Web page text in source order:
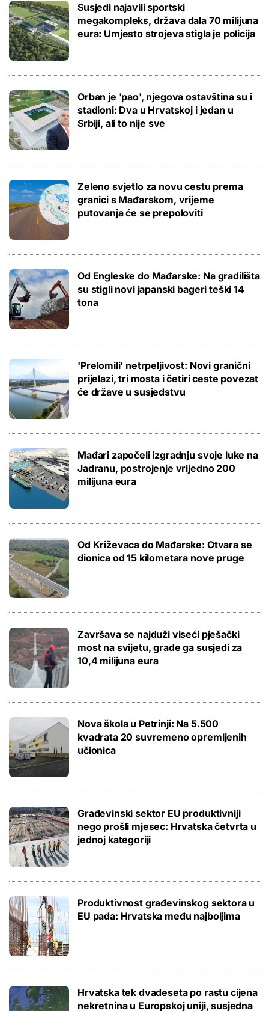
Susjedi najavili sportski
megakompleks, država dala 70 milijuna
eura: Umjesto strojeva stigla je policija
Orban je 'pao', njegova ostavština su i
stadioni: Dva u Hrvatskoj i jedan u
Srbiji, ali to nije sve
Zeleno svjetlo za novu cestu prema
granici s Mađarskom, vrijeme
putovanja će se prepoloviti
Od Engleske do Mađarske: Na gradilišta
su stigli novi japanski bageri teški 14
tona
'Prelomili' netrpeljivost: Novi granični
prijelazi, tri mosta i četiri ceste povezat
će države u susjedstvu
Mađari započeli izgradnju svoje luke na
Jadranu, postrojenje vrijedno 200
milijuna eura
Od Križevaca do Mađarske: Otvara se
dionica od 15 kilometara nove pruge
Završava se najduži viseći pješački
most na svijetu, grade ga susjedi za
10,4 milijuna eura
Nova škola u Petrinji: Na 5.500
kvadrata 20 suvremeno opremljenih
učionica
Građevinski sektor EU produktivniji
nego prošli mjesec: Hrvatska četvrta u
jednoj kategoriji
Produktivnost građevinskog sektora u
EU pada: Hrvatska među najboljima
Hrvatska tek dvadeseta po rastu cijena
nekretnina u Europskoj uniji, susjedna